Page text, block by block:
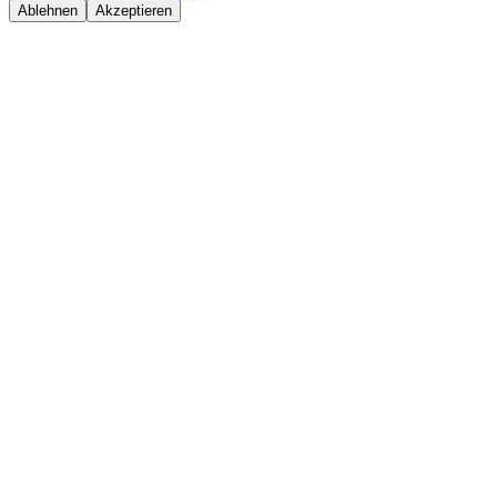
Ablehnen Akzeptieren